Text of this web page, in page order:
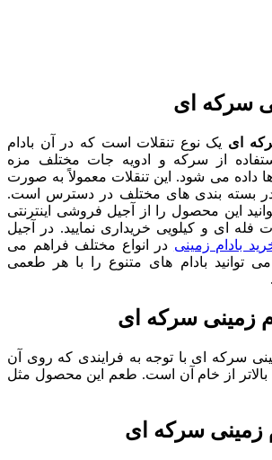
سرکه ای
ای یک نوع تنقلات است که در آن بادام
از سرکه و ادویه جات مختلف مزه
داده می شود. این تنقلات معمولاً به صورت
بسته بندی های مختلف در دسترس است.
این محصول را از آجیل فروشی اینترنتی
فله ای و کیلویی خریداری نمایید. در آجیل
بادام زمینی در انواع مختلف فراهم می
توانید بادام های متنوع را با هر طعمی
زمینی سرکه ای
سرکه ای با توجه به فرایندی که روی آن
بالاتر از خام آن است. طعم این محصول مثل
زمینی سرکه ای